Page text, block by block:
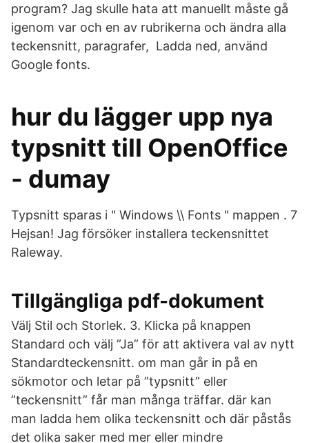
program? Jag skulle hata att manuellt måste gå
igenom var och en av rubrikerna och ändra alla
teckensnitt, paragrafer, Ladda ned, använd
Google fonts.
hur du lägger upp nya
typsnitt till OpenOffice
- dumay
Typsnitt sparas i " Windows \\ Fonts " mappen . 7
Hejsan! Jag försöker installera teckensnittet
Raleway.
Tillgängliga pdf-dokument
Välj Stil och Storlek. 3. Klicka på knappen
Standard och välj ”Ja” för att aktivera val av nytt
Standardteckensnitt. om man går in på en
sökmotor och letar på ”typsnitt” eller
”teckensnitt” får man många träffar. där kan
man ladda hem olika teckensnitt och där påstås
det olika saker med mer eller mindre